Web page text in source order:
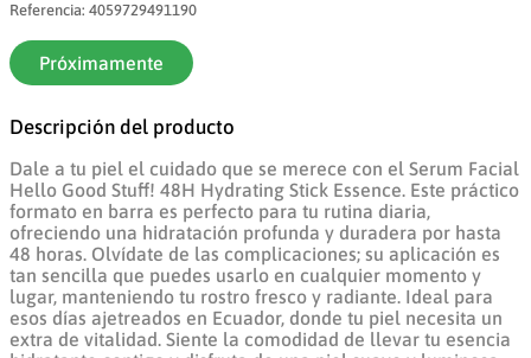
Referencia: 4059729491190
Próximamente
Descripción del producto
Dale a tu piel el cuidado que se merece con el Serum Facial
Hello Good Stuff! 48H Hydrating Stick Essence. Este práctico
formato en barra es perfecto para tu rutina diaria,
ofreciendo una hidratación profunda y duradera por hasta
48 horas. Olvídate de las complicaciones; su aplicación es
tan sencilla que puedes usarlo en cualquier momento y
lugar, manteniendo tu rostro fresco y radiante. Ideal para
esos días ajetreados en Ecuador, donde tu piel necesita un
extra de vitalidad. Siente la comodidad de llevar tu esencia
9.
yogurt
10
azucar